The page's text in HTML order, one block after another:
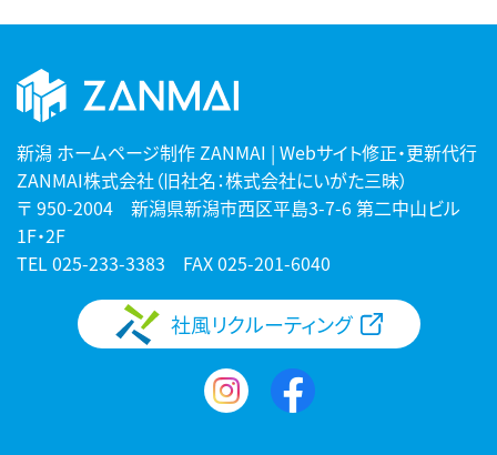
新潟 ホームページ制作 ZANMAI | Webサイト修正・更新代行
ZANMAI株式会社（旧社名：株式会社にいがた三昧）
〒 950-2004 新潟県新潟市西区平島3-7-6 第二中山ビル
1F・2F
TEL025-233-3383 FAX 025-201-6040
社風リクルーティング